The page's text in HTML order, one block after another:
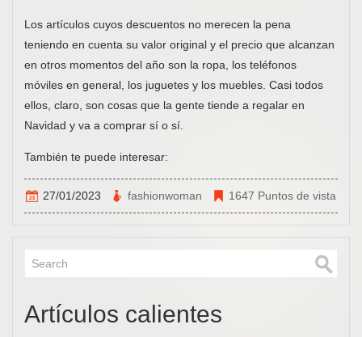
Los artículos cuyos descuentos no merecen la pena
teniendo en cuenta su valor original y el precio que alcanzan
en otros momentos del año son la ropa, los teléfonos
móviles en general, los juguetes y los muebles. Casi todos
ellos, claro, son cosas que la gente tiende a regalar en
Navidad y va a comprar sí o sí.
También te puede interesar:
27/01/2023 fashionwoman 1647 Puntos de vista
Artículos calientes